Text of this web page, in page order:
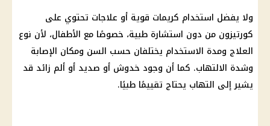
ولا يفضل استخدام كريمات قوية أو علاجات تحتوي على
كورتيزون من دون استشارة طبية، خصوصًا مع الأطفال، لأن نوع
العلاج ومدة الاستخدام يختلفان حسب السن ومكان الإصابة
وشدة الالتهاب. كما أن وجود خدوش أو صديد أو ألم زائد قد
يشير إلى التهاب يحتاج تقييمًا طبيًا.